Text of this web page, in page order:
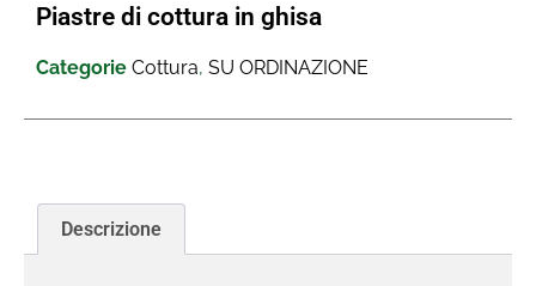
Piastre di cottura in ghisa
Categorie Cottura, SU ORDINAZIONE
Descrizione